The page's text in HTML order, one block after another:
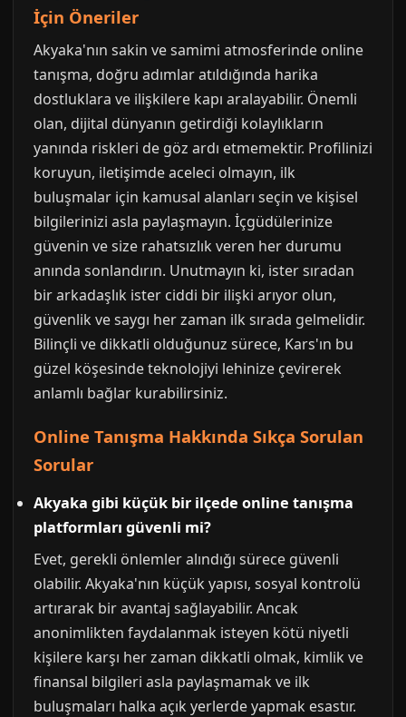
İçin Öneriler
Akyaka'nın sakin ve samimi atmosferinde online
tanışma, doğru adımlar atıldığında harika
dostluklara ve ilişkilere kapı aralayabilir. Önemli
olan, dijital dünyanın getirdiği kolaylıkların
yanında riskleri de göz ardı etmemektir. Profilinizi
koruyun, iletişimde aceleci olmayın, ilk
buluşmalar için kamusal alanları seçin ve kişisel
bilgilerinizi asla paylaşmayın. İçgüdülerinize
güvenin ve size rahatsızlık veren her durumu
anında sonlandırın. Unutmayın ki, ister sıradan
bir arkadaşlık ister ciddi bir ilişki arıyor olun,
güvenlik ve saygı her zaman ilk sırada gelmelidir.
Bilinçli ve dikkatli olduğunuz sürece, Kars'ın bu
güzel köşesinde teknolojiyi lehinize çevirerek
anlamlı bağlar kurabilirsiniz.
Online Tanışma Hakkında Sıkça Sorulan
Sorular
Akyaka gibi küçük bir ilçede online tanışma
platformları güvenli mi?
Evet, gerekli önlemler alındığı sürece güvenli
olabilir. Akyaka'nın küçük yapısı, sosyal kontrolü
artırarak bir avantaj sağlayabilir. Ancak
anonimlikten faydalanmak isteyen kötü niyetli
kişilere karşı her zaman dikkatli olmak, kimlik ve
finansal bilgileri asla paylaşmamak ve ilk
buluşmaları halka açık yerlerde yapmak esastır.